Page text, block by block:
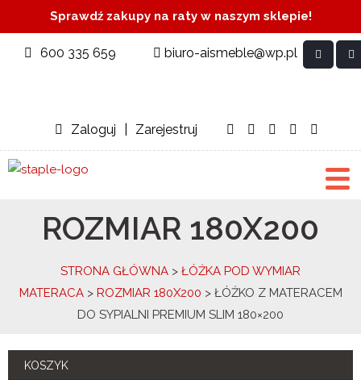
Sprawdź zakupy na raty w naszym sklepie!
600 335 659 biuro-aismeble@wp.pl
Zaloguj Zarejestruj
ROZMIAR 180X200
STRONA GŁÓWNA > ŁÓŻKA POD WYMIAR
MATERACA> ROZMIAR 180X200 > ŁÓŻKO Z MATERACEM
DO SYPIALNI PREMIUM SLIM 180×200
KOSZYK